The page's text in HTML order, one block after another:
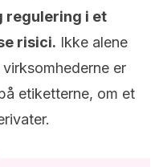
regulering i et
risici. Ikke alene
er
etiketterne, om et